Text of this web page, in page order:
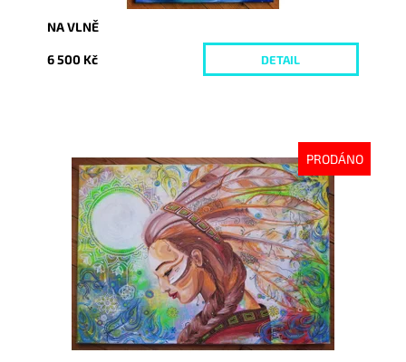
NA VLNĚ
6 500 Kč DETAIL
PRODÁNO
Dostupnost:
Vyprodáno
1379